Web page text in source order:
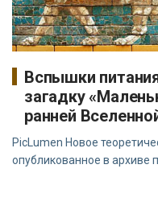
Вспышки
загадку
ранней
PicLumen Новое
опубликованное в архиве